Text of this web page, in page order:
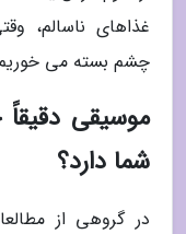
غذاهای ناسالم،
چشم بسته می
موسیقی
شما دارد؟
در گروهی از